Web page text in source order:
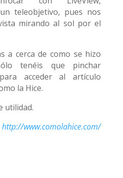
teleobjetivo, pues nos
mirando al sol por el
a cerca de como se hizo
tenéis que pinchar
acceder al artículo
la Hice.
utilidad.
http://www.comolahice.com/